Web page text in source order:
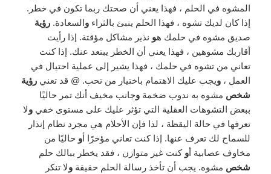
المشوه في الحلم ، فهذا يعني أن صحتك ربما تكون في خطر.
إذا كان لديك تشوه ، فهذا الحلم ينبئ بالثراءوالسعادة.رؤية
صديق مشوه في حلمك هو نذير مشاكل مؤقتة. إذا رأيت
أقاربك مشوهين ، فهذا يعني أن الخطر يبتعد عنك. إذا كنت
تعاني من تشوه في حلمك ، فهذا يشير إلى عملية احتيال في
العمل ،ويجب عليك الاهتمام باختيار من تحب. @ قد تعنيرؤية
شخص مشوه به ندوب ضخمةوجانب مخيف أنك تمر حاليًا
ببعض التشوهات العقلية التي تؤثر عليك على مستوى خفيولا
تعرفها في حالة اليقظة ، لذا فإن الأحلام هي مجرد نظام إنذار
للسماح لك تعرف عنها. إذا كنت تعاني مؤخرًا أو حاليًا من
مخاوف عصابية أو كنت غير متوازن ، فقد يخطر ببالك حلم
شخص مشوه. يجب أن تأخذ رسالة الحلم حقيقةولا تنكر